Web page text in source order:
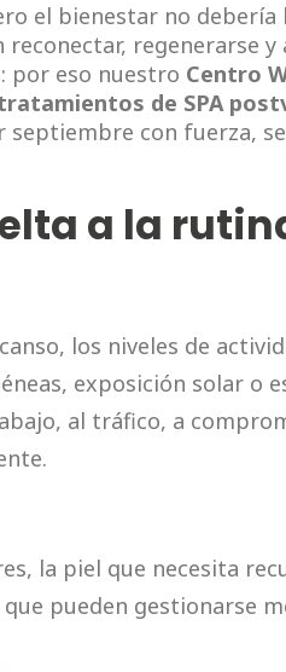
el bienestar no
regenerarse
por eso nuestro Centro
de SPA
con fuerza,
a la
los niveles de
exposición solar o
al tráfico, a
la piel que necesita
pueden gestionarse